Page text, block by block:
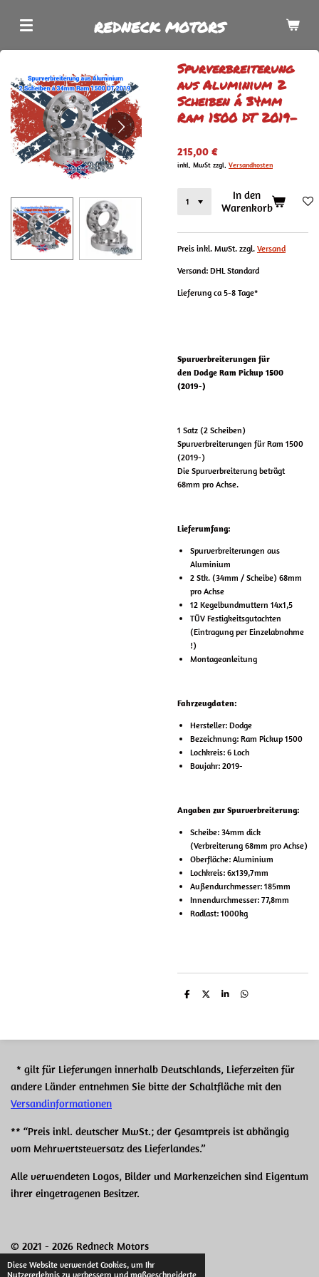
Diese Website verwendet Cookies, um Ihr
Nutzererlebnis zu verbessern und maßgeschneiderte
Hauptinhalt
REDNECK MOTORS
Spurverbreiterung
aus Aluminium 2
Scheiben á 34mm
Ram 1500 DT 2019-
215,00 €
inkl. MwSt zzgl. Versandkosten
In den
Warenkorb
Preis inkl. MwSt. zzgl. Versand
Versand: DHL Standard
Lieferung ca 5-8 Tage*
Spurverbreiterungen für
den Dodge Ram Pickup 1500
(2019-)
1 Satz (2 Scheiben)
Spurverbreiterungen für Ram 1500
(2019-)
Die Spurverbreiterung beträgt
68mm pro Achse.
Lieferumfang:
Spurverbreiterungen aus
Aluminium
2 Stk. (34mm / Scheibe) 68mm
pro Achse
12 Kegelbundmuttern 14x1,5
TÜV Festigkeitsgutachten
(Eintragung per Einzelabnahme
!)
Montageanleitung
Fahrzeugdaten:
Hersteller: Dodge
Bezeichnung: Ram Pickup 1500
Lochkreis: 6 Loch
Baujahr: 2019-
Angaben zur Spurverbreiterung:
Scheibe: 34mm dick
(Verbreiterung 68mm pro Achse)
Oberfläche: Aluminium
Lochkreis: 6x139,7mm
Außendurchmesser: 185mm
Innendurchmesser: 77,8mm
Radlast: 1000kg
T
n
T
n
T
n
T
n
* gilt für Lieferungen innerhalb Deutschlands, Lieferzeiten für
andere Länder entnehmen Sie bitte der Schaltfläche mit den
Versandinformationen
** “Preis inkl. deutscher MwSt.; der Gesamtpreis ist abhängig
vom Mehrwertsteuersatz des Lieferlandes.”
Alle verwendeten Logos, Bilder und Markenzeichen sind Eigentum
ihrer eingetragenen Besitzer.
© 2021 - 2026 Redneck Motors
Mit Unterstützung vonWebador